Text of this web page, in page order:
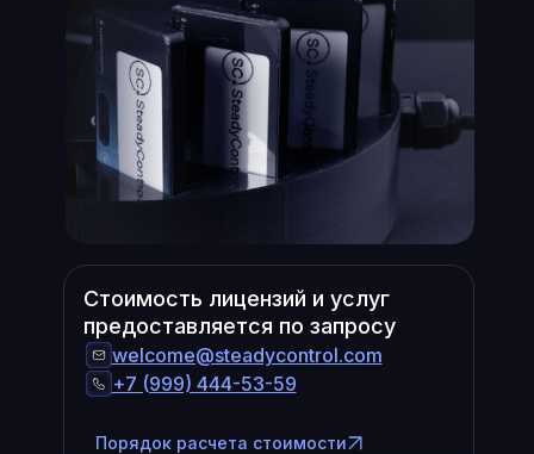
Стоимость лицензий и услуг
предоставляется по запросу
welcome@steadycontrol.com
+7 (999) 444-53-59
Порядок расчета стоимости